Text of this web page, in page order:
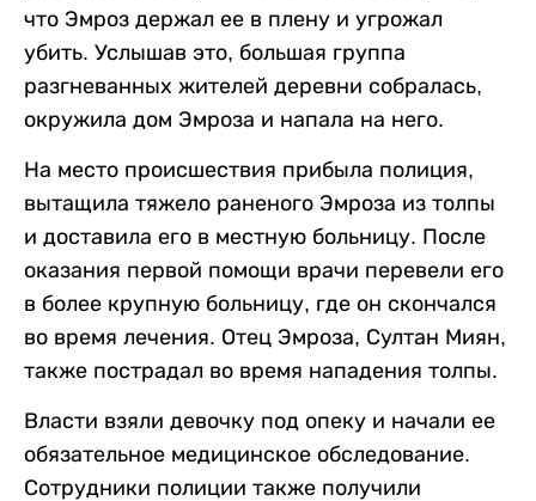
что Эмроз держал ее в плену и угрожал
убить. Услышав это, большая группа
разгневанных жителей деревни собралась,
окружила дом Эмроза и напала на него.
На место происшествия прибыла полиция,
вытащила тяжело раненого Эмроза из толпы
и доставила его в местную больницу. После
оказания первой помощи врачи перевели его
в более крупную больницу, где он скончался
во время лечения. Отец Эмроза, Султан Миян,
также пострадал во время нападения толпы.
Власти взяли девочку под опеку и начали ее
обязательное медицинское обследование.
Сотрудники полиции также получили